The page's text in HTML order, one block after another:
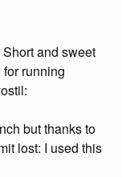
and sweet
running
but thanks to
lost: I used this